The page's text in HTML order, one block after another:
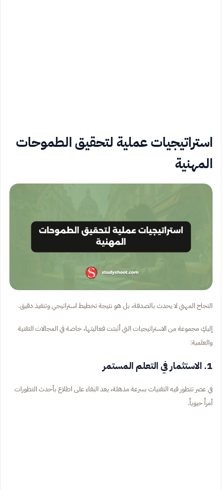
استراتيجيات عملية لتحقيق الطموحات
المهنية
النجاح المهني لا يحدث بالصدفة، بل هو نتيجة تخطيط استراتيجي وتنفيذ دقيق.
إليكِ مجموعة من الاستراتيجيات التي أثبتت فعاليتها، خاصة في المجالات التقنية
والعلمية:
1. الاستثمار في التعلم المستمر
في عصر تتطور فيه التقنيات بسرعة مذهلة، يعد البقاء على اطلاع بأحدث التطورات
أمراً حيوياً.